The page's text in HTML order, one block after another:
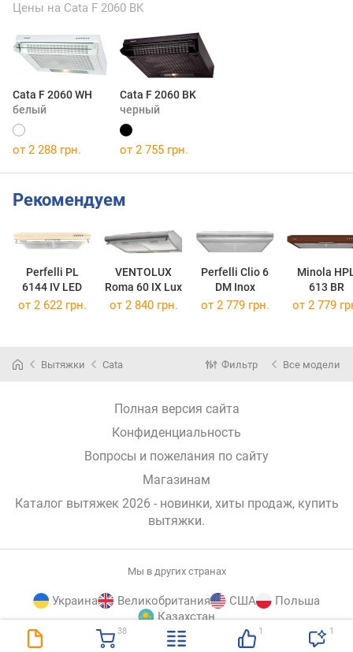
38 1 1
Цены на Cata F 2060 BK
Cata F 2060 WH
белый
Cata F 2060 BK
черный
от 2 288 грн. от 2 755 грн.
Рекомендуем
Perfelli PL
6144 IV LED
VENTOLUX
Roma 60 IX Lux
Perfelli Clio 6
DM Inox
Minola
613 BR
от 2 622 грн. от 2 840 грн. от 2 779 грн. от 2 779
Вытяжки Cata Фильтр Все модели
Полная версия сайта
Конфиденциальность
Вопросы и пожелания по сайту
Магазинам
Каталог вытяжек 2026 - новинки, хиты продаж, купить
вытяжки.
Мы в других странах
Украина Великобритания США
Польша
Казахстан